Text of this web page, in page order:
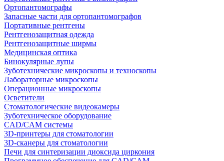
Ортопантомографы
Запасные части для ортопантомографов
Портативные рентгены
Рентгенозащитная одежда
Рентгенозащитные ширмы
Медицинская оптика
Бинокулярные лупы
Зуботехнические микроскопы и техноскопы
Лабораторные микроскопы
Операционные микроскопы
Осветители
Стоматологические видеокамеры
Зуботехническое оборудование
CAD/CAM системы
3D-принтеры для стоматологии
3D-сканеры для стоматологии
Печи для синтеризации диоксида циркония